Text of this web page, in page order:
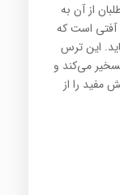
از آن به
آفتی است که
این ترس
می‌کند و
مفید را از